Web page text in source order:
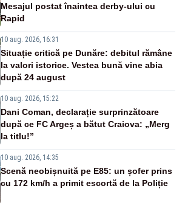
Mesajul postat înaintea derby-ului cu
Rapid
10 aug. 2026, 16:31
Situație critică pe Dunăre: debitul rămâne
la valori istorice. Vestea bună vine abia
după 24 august
10 aug. 2026, 15:22
Dani Coman, declarație surprinzătoare
după ce FC Argeș a bătut Craiova: „Merg
la titlu!”
10 aug. 2026, 14:35
Scenă neobișnuită pe E85: un șofer prins
cu 172 km/h a primit escortă de la Poliție